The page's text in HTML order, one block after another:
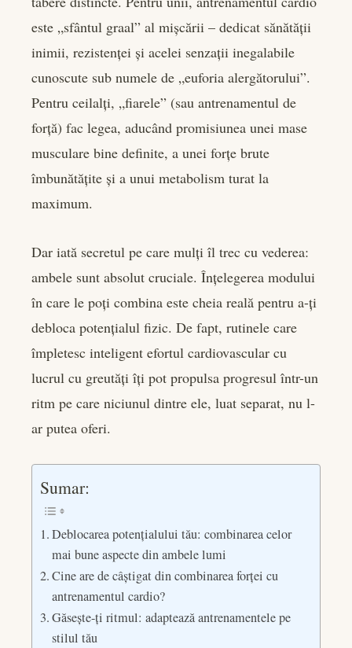
este „sfântul graal” al mișcării – dedicat sănătății
inimii, rezistenței și acelei senzații inegalabile
cunoscute sub numele de „euforia alergătorului”.
Pentru ceilalți, „fiarele” (sau antrenamentul de
forță) fac legea, aducând promisiunea unei mase
musculare bine definite, a unei forțe brute
îmbunătățite și a unui metabolism turat la
maximum.
Dar iată secretul pe care mulți îl trec cu vederea:
ambele sunt absolut cruciale. Înțelegerea modului
în care le poți combina este cheia reală pentru a-ți
debloca potențialul fizic. De fapt, rutinele care
împletesc inteligent efortul cardiovascular cu
lucrul cu greutăți îți pot propulsa progresul într-un
ritm pe care niciunul dintre ele, luat separat, nu l-
ar putea oferi.
Sumar:
Deblocarea potențialului tău: combinarea celor
mai bune aspecte din ambele lumi
Cine are de câștigat din combinarea forței cu
antrenamentul cardio?
Găsește-ți ritmul: adaptează antrenamentele pe
stilul tău